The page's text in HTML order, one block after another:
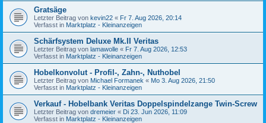
Gratsäge
Letzter Beitrag von kevin22 « Fr 7. Aug 2026, 20:14
Verfasst in Marktplatz - Kleinanzeigen
Schärfsystem Deluxe Mk.II Veritas
Letzter Beitrag von lamawolle « Fr 7. Aug 2026, 12:53
Verfasst in Marktplatz - Kleinanzeigen
Hobelkonvolut - Profil-, Zahn-, Nuthobel
Letzter Beitrag von Michael Formanek « Mo 3. Aug 2026, 21:50
Verfasst in Marktplatz - Kleinanzeigen
Verkauf - Hobelbank Veritas Doppelspindelzange Twin-Screw
Letzter Beitrag von dremeier « Di 23. Jun 2026, 11:09
Verfasst in Marktplatz - Kleinanzeigen